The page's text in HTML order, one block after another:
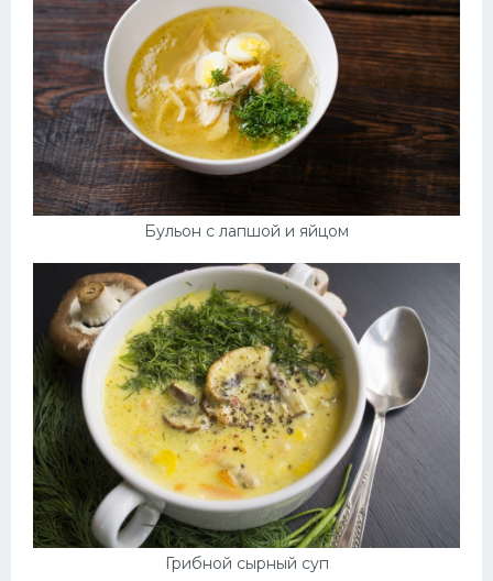
Бульон с лапшой и яйцом
Грибной сырный суп